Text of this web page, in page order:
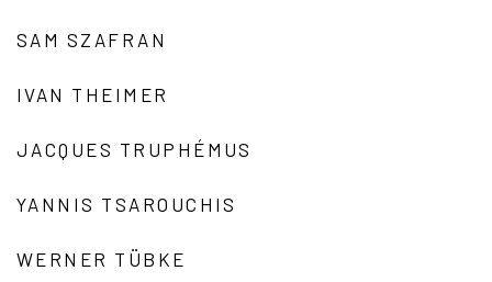
SAM SZAFRAN
IVAN THEIMER
JACQUES TRUPHÉMUS
YANNIS TSAROUCHIS
WERNER TÜBKE